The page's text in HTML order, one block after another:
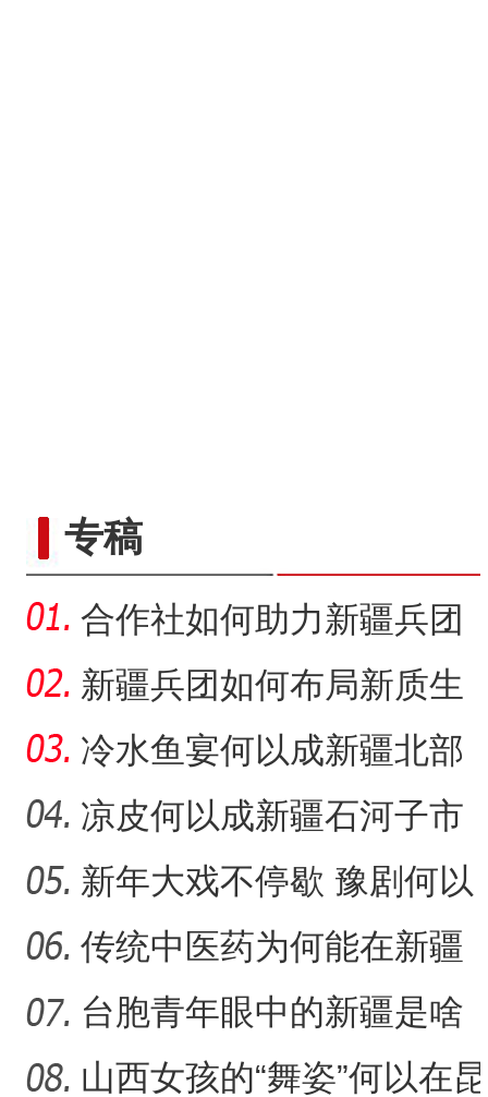
专稿
合作社如何助力新疆兵团
民众“花样”增收？
新疆兵团如何布局新质生
产力的发展？
冷水鱼宴何以成新疆北部
的城市名片？
凉皮何以成新疆石河子市
的味觉记忆？
新年大戏不停歇 豫剧何以
在新疆兵团备受青睐？
传统中医药为何能在新疆
兵团焕发新活力？
台胞青年眼中的新疆是啥
样？
山西女孩的“舞姿”何以在昆